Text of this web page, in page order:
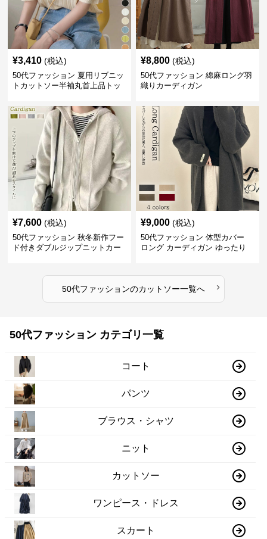
¥3,410 (税込)
50代ファッション 夏用リブニッ
トカットソー半袖丸首上品トッ
¥8,800 (税込)
50代ファッション 綿麻ロング羽
織りカーディガン
¥7,600 (税込)
50代ファッション 秋冬新作フー
ド付きダブルジップニットカー
¥9,000 (税込)
50代ファッション 体型カバー
ロング カーディガン ゆったり
50代ファッションのカットソー一覧へ ›
50代ファッション カテゴリ一覧
コート
パンツ
ブラウス・シャツ
ニット
カットソー
ワンピース・ドレス
スカート